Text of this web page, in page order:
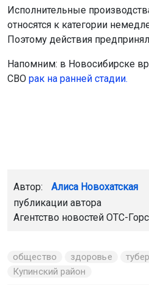
Исполнительные
относятся к категории
Поэтому действия
Напомним: в Новосибирске
СВО рак на ранней стадии.
Автор: Алиса Новохатская
публикации автора
Агентство новостей ОТС-
общество здоровье
Купинский район